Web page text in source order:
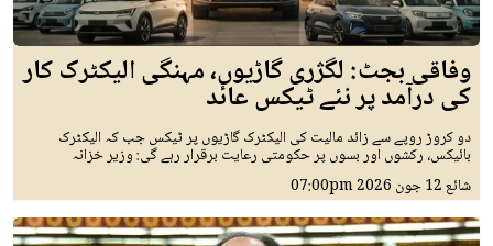
وفاقی بجٹ: لگژری گاڑیوں، مہنگی الیکٹرک کار
کی درآمد پر نئے ٹیکس عائد
دو کروڑ روپے سے زائد مالیت کی الیکٹرک گاڑیوں پر ٹیکس جب کہ الیکٹرک
بائیکس، رکشوں اور بسوں پر حکومتی رعایت برقرار رہے گی: وزیر خزانہ
شائع12 جون 2026 07:00pm